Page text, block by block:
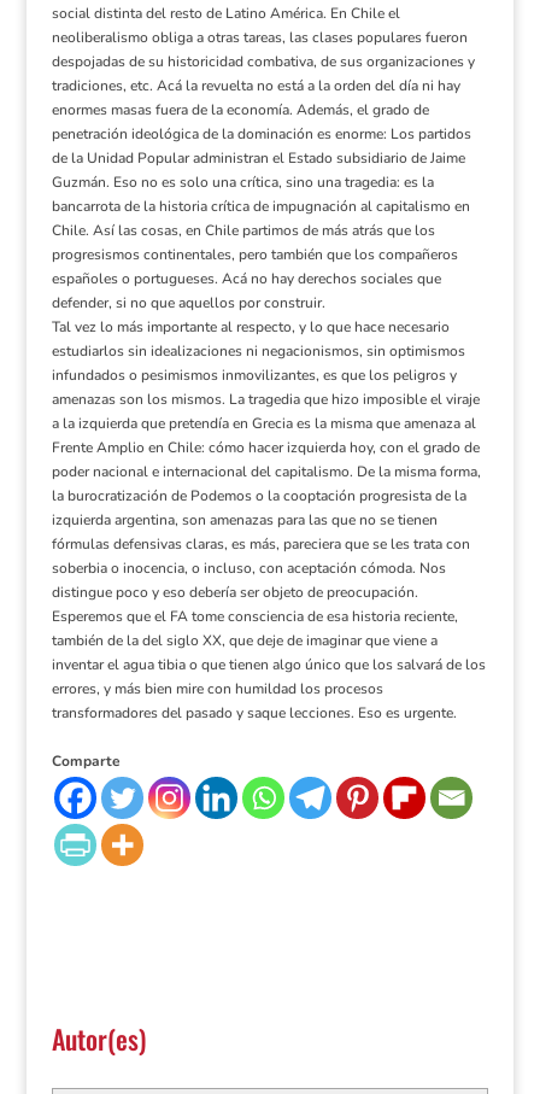
social distinta del resto de Latino América. En Chile el
neoliberalismo obliga a otras tareas, las clases populares fueron
despojadas de su historicidad combativa, de sus organizaciones y
tradiciones, etc. Acá la revuelta no está a la orden del día ni hay
enormes masas fuera de la economía. Además, el grado de
penetración ideológica de la dominación es enorme: Los partidos
de la Unidad Popular administran el Estado subsidiario de Jaime
Guzmán. Eso no es solo una crítica, sino una tragedia: es la
bancarrota de la historia crítica de impugnación al capitalismo en
Chile. Así las cosas, en Chile partimos de más atrás que los
progresismos continentales, pero también que los compañeros
españoles o portugueses. Acá no hay derechos sociales que
defender, si no que aquellos por construir.
Tal vez lo más importante al respecto, y lo que hace necesario
estudiarlos sin idealizaciones ni negacionismos, sin optimismos
infundados o pesimismos inmovilizantes, es que los peligros y
amenazas son los mismos. La tragedia que hizo imposible el viraje
a la izquierda que pretendía en Grecia es la misma que amenaza al
Frente Amplio en Chile: cómo hacer izquierda hoy, con el grado de
poder nacional e internacional del capitalismo. De la misma forma,
la burocratización de Podemos o la cooptación progresista de la
izquierda argentina, son amenazas para las que no se tienen
fórmulas defensivas claras, es más, pareciera que se les trata con
soberbia o inocencia, o incluso, con aceptación cómoda. Nos
distingue poco y eso debería ser objeto de preocupación.
Esperemos que el FA tome consciencia de esa historia reciente,
también de la del siglo XX, que deje de imaginar que viene a
inventar el agua tibia o que tienen algo único que los salvará de los
errores, y más bien mire con humildad los procesos
transformadores del pasado y saque lecciones. Eso es urgente.
Comparte
Autor(es)